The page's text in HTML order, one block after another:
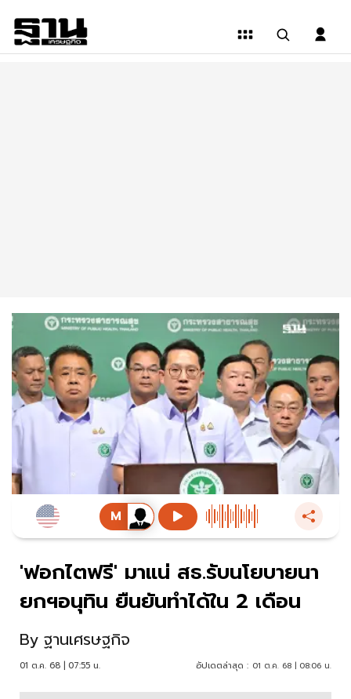
'ฟอกไตฟรี' มาแน่ สธ.รับนโยบายนา
ยกฯอนุทิน ยืนยันทำได้ใน 2 เดือน
By ฐานเศรษฐกิจ
01 ต.ค. 68 | 07:55 น. อัปเดตล่าสุด : 01 ต.ค. 68 | 08:06 น.